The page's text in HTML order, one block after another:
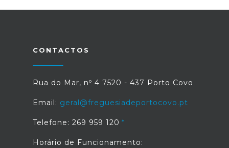
CONTACTOS
Rua do Mar, nº 4 7520 - 437 Porto Covo
Email: geral@freguesiadeportocovo.pt
Telefone: 269 959 120
Horário de Funcionamento: